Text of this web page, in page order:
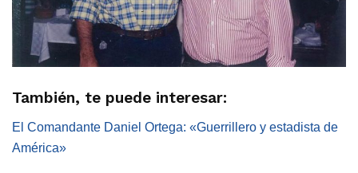
También, te puede interesar:
El Comandante Daniel Ortega: «Guerrillero y estadista de
América»